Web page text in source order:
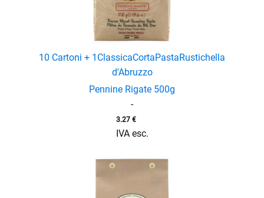
10 Cartoni + 1 ClassicaCortaPastaRustichella
d'Abruzzo
Pennine Rigate 500g
-
3.27 €
IVA esc.